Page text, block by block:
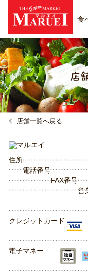
食
店舗一覧へ戻る
住所
電話番号
FAX番号
営
クレジットカード
電子マネー